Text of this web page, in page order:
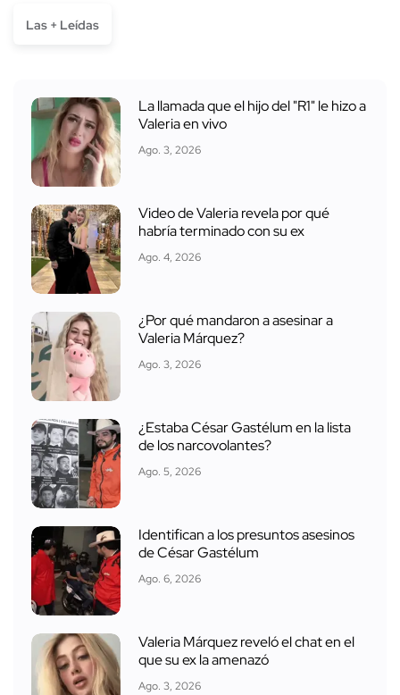
Las + Leídas
La llamada que el hijo del "R1" le hizo a
Valeria en vivo
Ago. 3, 2026
Video de Valeria revela por qué
habría terminado con su ex
Ago. 4, 2026
¿Por qué mandaron a asesinar a
Valeria Márquez?
Ago. 3, 2026
¿Estaba César Gastélum en la lista
de los narcovolantes?
Ago. 5, 2026
Identifican a los presuntos asesinos
de César Gastélum
Ago. 6, 2026
Valeria Márquez reveló el chat en el
que su ex la amenazó
Ago. 3, 2026